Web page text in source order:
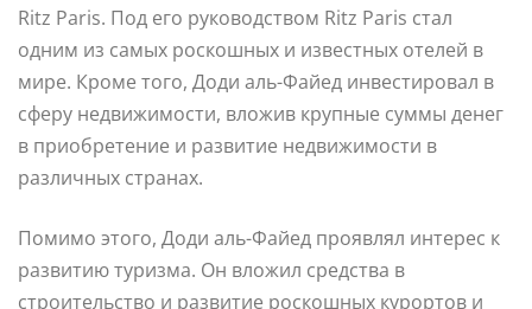
Ritz Paris. Под его руководством Ritz Paris стал
одним из самых роскошных и известных отелей в
мире. Кроме того, Доди аль-Файед инвестировал в
сферу недвижимости, вложив крупные суммы денег
в приобретение и развитие недвижимости в
различных странах.
Помимо этого, Доди аль-Файед проявлял интерес к
развитию туризма. Он вложил средства в
строительство и развитие роскошных курортов и